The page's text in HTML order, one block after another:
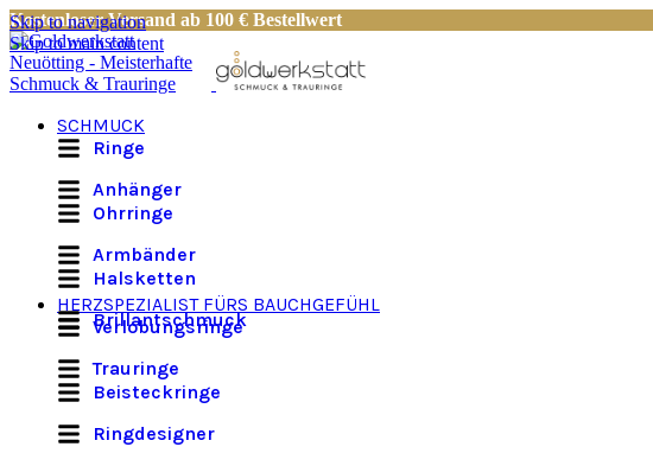
Skip to navigation
Skip to main content
Kostenloser Versand ab 100 € Bestellwert
SCHMUCK
Ringe
Anhänger
Ohrringe
Armbänder
Halsketten
Brillantschmuck
HERZSPEZIALIST FÜRS BAUCHGEFÜHL
Verlobungsringe
Trauringe
Beisteckringe
Ringdesigner